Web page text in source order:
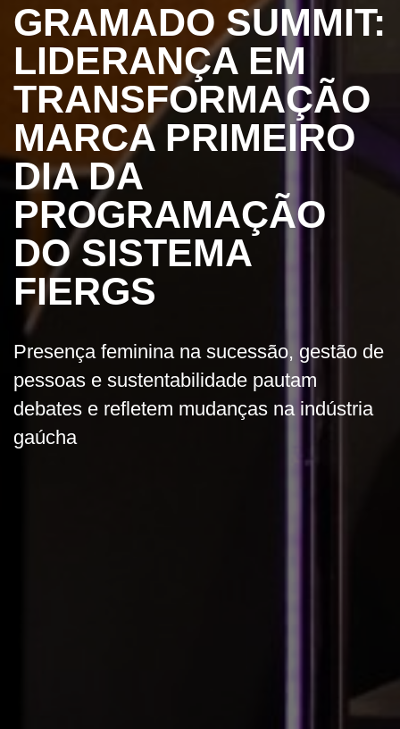
GRAMADO SUMMIT:
LIDERANÇA EM
TRANSFORMAÇÃO
MARCA PRIMEIRO
DIA DA
PROGRAMAÇÃO
DO SISTEMA
FIERGS
Presença feminina na sucessão, gestão de
pessoas e sustentabilidade pautam
debates e refletem mudanças na indústria
gaúcha